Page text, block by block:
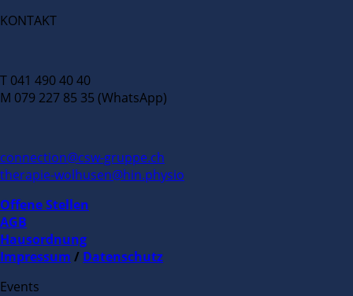
KONTAKT
T 041 490 40 40
M 079 227 85 35 (WhatsApp)
connection@csw-gruppe.ch
therapie-wolhusen@hin.physio
Offene Stellen
AGB
Hausordnung
Impressum / Datenschutz
Events